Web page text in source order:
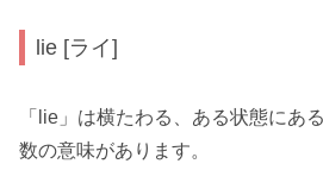
lie [ライ]
「lie」は横たわる、ある状態にあ
数の意味があります。